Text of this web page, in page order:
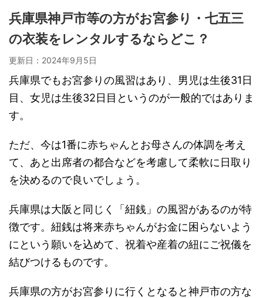
兵庫県神戸市等の方がお宮参り・七五三
の衣装をレンタルするならどこ？
更新日： 2024年9月5日
兵庫県でもお宮参りの風習はあり、男児は生後31日
目、女児は生後32日目というのが一般的ではありま
す。
ただ、今は1番に赤ちゃんとお母さんの体調を考え
て、あと出席者の都合などを考慮して柔軟に日取り
を決めるので良いでしょう。
兵庫県は大阪と同じく「紐銭」の風習があるのが特
徴です。紐銭は将来赤ちゃんがお金に困らないよう
にという願いを込めて、祝着や産着の紐にご祝儀を
結びつけるものです。
兵庫県の方がお宮参りに行くとなると神戸市の方な